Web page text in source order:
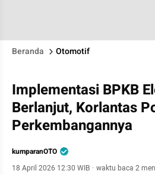
Beranda Otomotif
Implementasi BPKB
Berlanjut, Korlantas
Perkembangannya
kumparanOTO
18 April 2026 12:30 WIB · waktu baca 2